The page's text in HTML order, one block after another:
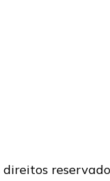
direitos